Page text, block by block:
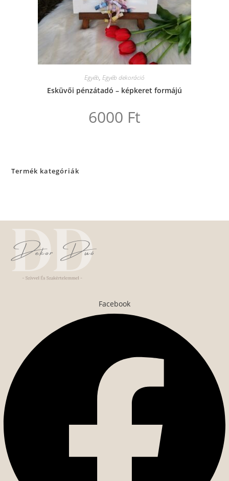
Egyéb, Egyéb dekoráció
Esküvői pénzátadó – képkeret formájú
6000 Ft
Termék kategóriák
Facebook